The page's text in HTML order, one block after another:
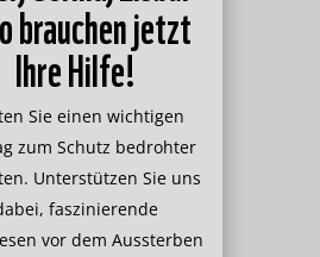
brauchen jetzt
Ihre Hilfe!
Sie einen wichtigen
zum Schutz bedrohter
Unterstützen Sie uns
faszinierende
vor dem Aussterben